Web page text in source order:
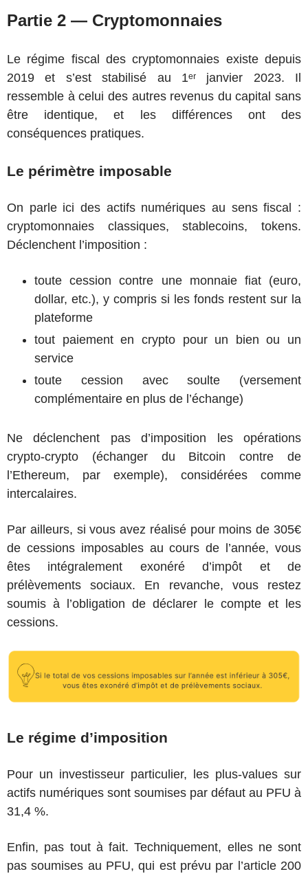
Partie 2 — Cryptomonnaies
Le régime fiscal des cryptomonnaies existe depuis
2019 et s’est stabilisé au 1ᵉʳ janvier 2023. Il
ressemble à celui des autres revenus du capital sans
être identique, et les différences ont des
conséquences pratiques.
Le périmètre imposable
On parle ici des actifs numériques au sens fiscal :
cryptomonnaies classiques, stablecoins, tokens.
Déclenchent l’imposition :
toute cession contre une monnaie fiat (euro,
dollar, etc.), y compris si les fonds restent sur la
plateforme
tout paiement en crypto pour un bien ou un
service
toute cession avec soulte (versement
complémentaire en plus de l’échange)
Ne déclenchent pas d’imposition les opérations
crypto-crypto (échanger du Bitcoin contre de
l’Ethereum, par exemple), considérées comme
intercalaires.
Par ailleurs, si vous avez réalisé pour moins de 305€
de cessions imposables au cours de l’année, vous
êtes intégralement exonéré d’impôt et de
prélèvements sociaux. En revanche, vous restez
soumis à l’obligation de déclarer le compte et les
cessions.
Le régime d’imposition
Pour un investisseur particulier, les plus-values sur
actifs numériques sont soumises par défaut au PFU à
31,4 %.
Enfin, pas tout à fait. Techniquement, elles ne sont
pas soumises au PFU, qui est prévu par l’article 200